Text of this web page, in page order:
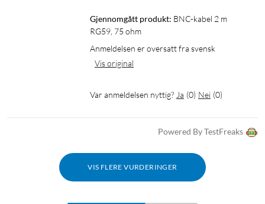
Gjennomgått produkt: BNC-kabel 2 m
RG59, 75 ohm
Anmeldelsen er oversatt fra svensk
Vis original
Var anmeldelsen nyttig? Ja (0) Nei (0)
Powered By TestFreaks
VIS FLERE VURDERINGER